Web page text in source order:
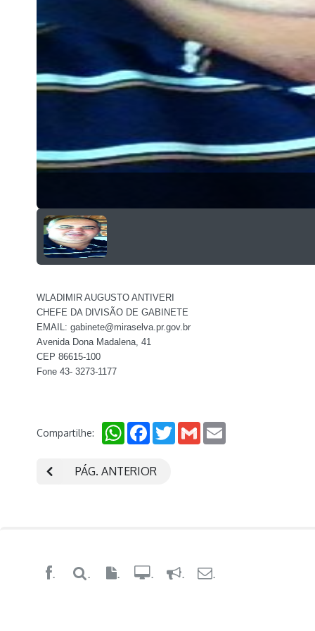
WLADIMIR AUGUSTO ANTIVERI
CHEFE DA DIVISÃO DE GABINETE
EMAIL: gabinete@miraselva.pr.gov.br
Avenida Dona Madalena, 41
CEP 86615-100
Fone 43- 3273-1177
Compartilhe: WhatsAppFacebookTwitterGmail
PÁG. ANTERIOR
. . .